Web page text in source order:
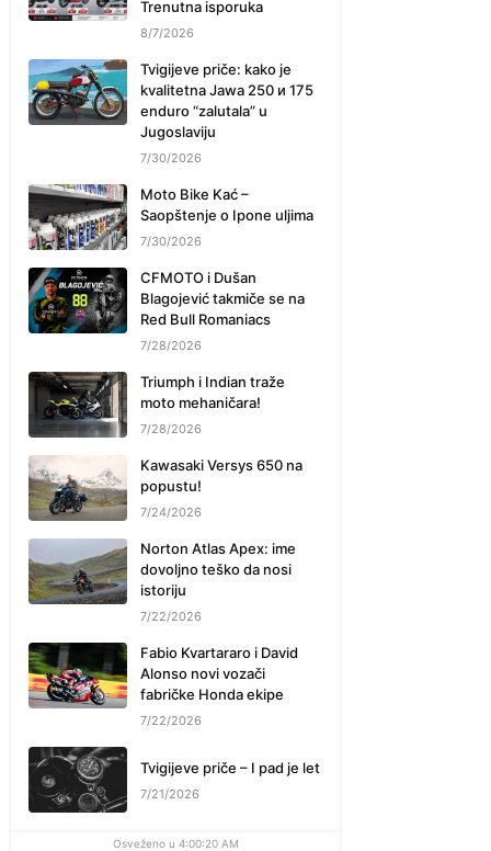
Trenutna isporuka
8/7/2026
Tvigijeve priče: kako je
kvalitetna Jawa 250 и 175
enduro “zalutala” u
Jugoslaviju
7/30/2026
Moto Bike Kać –
Saopštenje o Ipone uljima
7/30/2026
CFMOTO i Dušan
Blagojević takmiče se na
Red Bull Romaniacs
7/28/2026
Triumph i Indian traže
moto mehaničara!
7/28/2026
Kawasaki Versys 650 na
popustu!
7/24/2026
Norton Atlas Apex: ime
dovoljno teško da nosi
istoriju
7/22/2026
Fabio Kvartararo i David
Alonso novi vozači
fabričke Honda ekipe
7/22/2026
Tvigijeve priče – I pad je let
7/21/2026
Osveženo u 4:00:20 AM